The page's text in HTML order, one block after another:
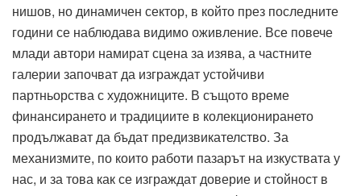
нишов, но динамичен сектор, в който през последните
години се наблюдава видимо оживление. Все повече
млади автори намират сцена за изява, а частните
галерии започват да изграждат устойчиви
партньорства с художниците. В същото време
финансирането и традициите в колекционирането
продължават да бъдат предизвикателство. За
механизмите, по които работи пазарът на изкуствата у
нас, и за това как се изграждат доверие и стойност в